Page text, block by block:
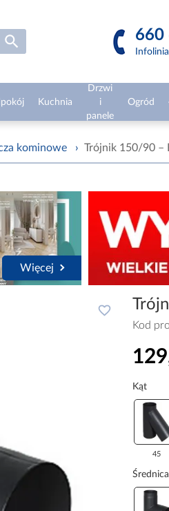
660
Kuchnia
Drzwi
i
panele
Ogród
kominowe › Trójnik 150/90 –
Więcej
Kod
Kąt
45